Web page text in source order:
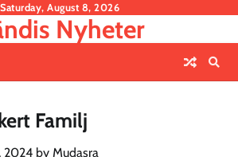
Saturday, August 8, 2026
Nyheter
Familj
2024 by Mudasra